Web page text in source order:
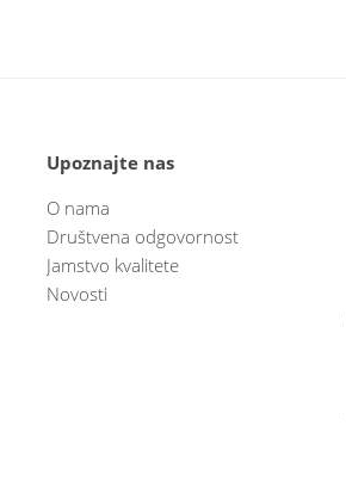
Upoznajte nas
O nama
Društvena odgovornost
Jamstvo kvalitete
Novosti